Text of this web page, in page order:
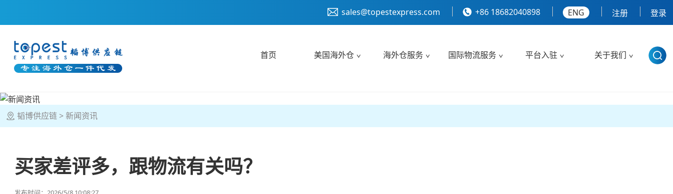
sales@topestexpress.com +86 18682040898 ENG 注册 登录
首页 美国海外仓 海外仓服务 国际物流服务 平台入驻 关于我们
韬博供应链 新闻资讯
买家差评多，跟物流有关吗？